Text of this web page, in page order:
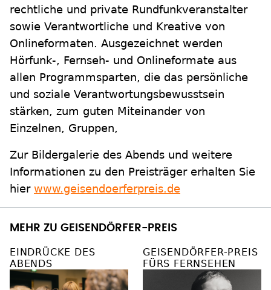
rechtliche und private Rundfunkveranstalter
sowie Verantwortliche und Kreative von
Onlineformaten. Ausgezeichnet werden
Hörfunk-, Fernseh- und Onlineformate aus
allen Programmsparten, die das persönliche
und soziale Verantwortungsbewusstsein
stärken, zum guten Miteinander von
Einzelnen, Gruppen,
Zur Bildergalerie des Abends und weitere
Informationen zu den Preisträger erhalten Sie
hier www.geisendoerferpreis.de
MEHR ZU GEISENDÖRFER-PREIS
EINDRÜCKE DES
ABENDS
GEISENDÖRFER-PREIS
FÜRS FERNSEHEN